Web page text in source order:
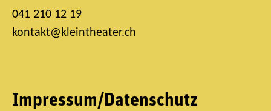
041 210 12 19
kontakt@kleintheater.ch
Impressum/Datenschutz